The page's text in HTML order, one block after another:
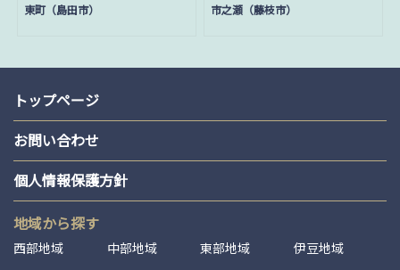
東町（島田市） 市之瀬（藤枝市）
トップページ
お問い合わせ
個人情報保護方針
地域から探す
西部地域 中部地域 東部地域 伊豆地域